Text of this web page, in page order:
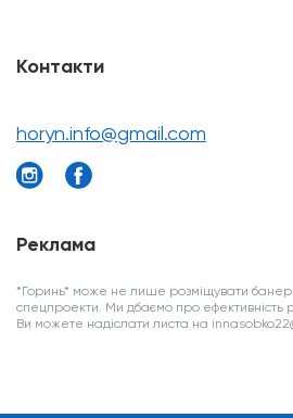
Контакти
horyn.info@gmail.com
Реклама
*Горинь* може не лише розміщувати
спецпроекти. Ми дбаємо про ефективність
Ви можете надіслати листа на